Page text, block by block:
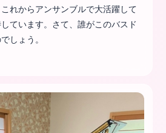
れからアンサンブルで大活躍して
ています。さて、誰がこのバスド
しょう。